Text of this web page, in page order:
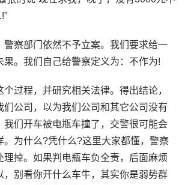
警察部门依然不予立案。我们要求给一
果。我们自己给警察定义为：不作为!
过程，并研究相关法律。得出结论，
们公司，以为我们公司和其它公司没有
我们开车被电瓶车撞了，交警很可能会
。为什么?凭什么?这里大家都懂，警察
理掉。如果判电瓶车负全责，后面麻烦
，别看你开什么车牛，其实你是弱势群